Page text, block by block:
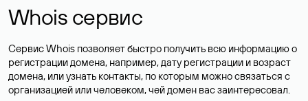
Whois сервис
Сервис Whois позволяет быстро получить всю информацию о
регистрации домена, например, дату регистрации и возраст
домена, или узнать контакты, по которым можно связаться с
организацией или человеком, чей домен вас заинтересовал.